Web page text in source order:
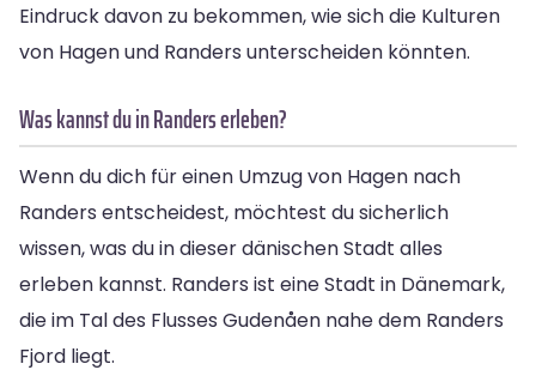
Eindruck davon zu bekommen, wie sich die Kulturen
von Hagen und Randers unterscheiden könnten.
Was kannst du in Randers erleben?
Wenn du dich für einen Umzug von Hagen nach
Randers entscheidest, möchtest du sicherlich
wissen, was du in dieser dänischen Stadt alles
erleben kannst. Randers ist eine Stadt in Dänemark,
die im Tal des Flusses Gudenåen nahe dem Randers
Fjord liegt.